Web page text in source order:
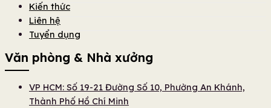
Kiến thức
Liên hệ
Tuyển dụng
Văn phòng & Nhà xưởng
VP HCM: Số 19-21 Đường Số 10, Phường An Khánh,
Thành Phố Hồ Chí Minh